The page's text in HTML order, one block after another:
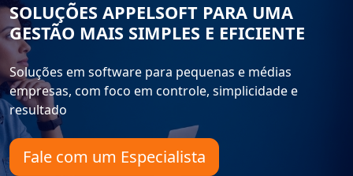
SOLUÇÕES APPELSOFT PARA UMA
GESTÃO MAIS SIMPLES E EFICIENTE
Soluções em software para pequenas e médias
empresas, com foco em controle, simplicidade e
resultado
Fale com um Especialista